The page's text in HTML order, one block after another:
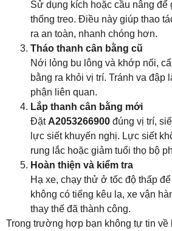
Sử dụng kích hoặc cầu nâng để
thống treo. Điều này giúp thao
ra an toàn, nhanh chóng hơn.
Tháo thanh cân bằng cũ
Nới lỏng bu lông và khớp nối,
bằng ra khỏi vị trí. Tránh va đập
phận liên quan.
Lắp thanh cân bằng mới
Đặt A2053266900 đúng vị trí,
lực siết khuyến nghị. Lực siết
rung lắc hoặc giảm tuổi thọ bộ
Hoàn thiện và kiểm tra
Hạ xe, chạy thử ở tốc độ thấp
không có tiếng kêu lạ, xe vận
thay thế đã thành công.
Trong trường hợp bạn không tự tin về